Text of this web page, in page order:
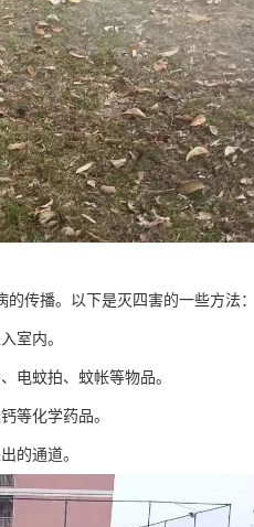
传播。以下是灭四害的一些方法：
室内。
电蚊拍、蚊帐等物品。
等化学药品。
的通道。